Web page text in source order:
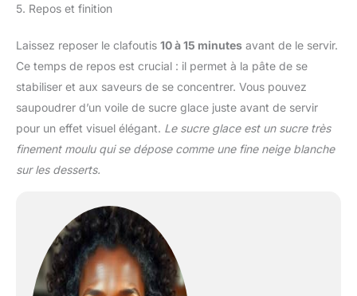
5. Repos et finition
Laissez reposer le clafoutis 10 à 15 minutes avant de le servir.
Ce temps de repos est crucial : il permet à la pâte de se
stabiliser et aux saveurs de se concentrer. Vous pouvez
saupoudrer d’un voile de sucre glace juste avant de servir
pour un effet visuel élégant. Le sucre glace est un sucre très
finement moulu qui se dépose comme une fine neige blanche
sur les desserts.